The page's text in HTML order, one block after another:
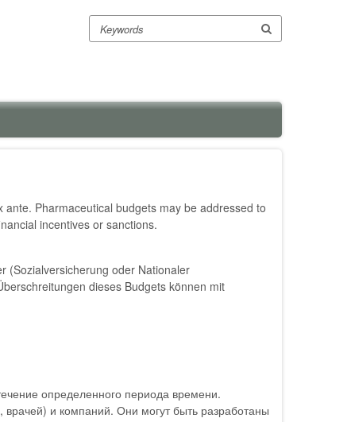
Search
Pharmaceutical budgets may be addressed to
incentives or sanctions.
(Sozialversicherung oder Nationaler
dieses Budgets können mit
определенного периода времени.
и компаний. Они могут быть разработаны